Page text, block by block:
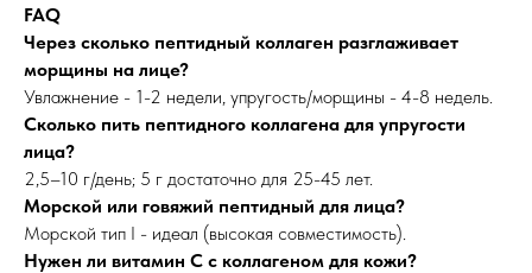
FAQ
Через сколько пептидный коллаген разглаживает
морщины на лице?
Увлажнение - 1-2 недели, упругость/морщины - 4-8 недель.
Сколько пить пептидного коллагена для упругости
лица?
2,5–10 г/день; 5 г достаточно для 25-45 лет.
Морской или говяжий пептидный для лица?
Морской тип I - идеал (высокая совместимость).
Нужен ли витамин C с коллагеном для кожи?